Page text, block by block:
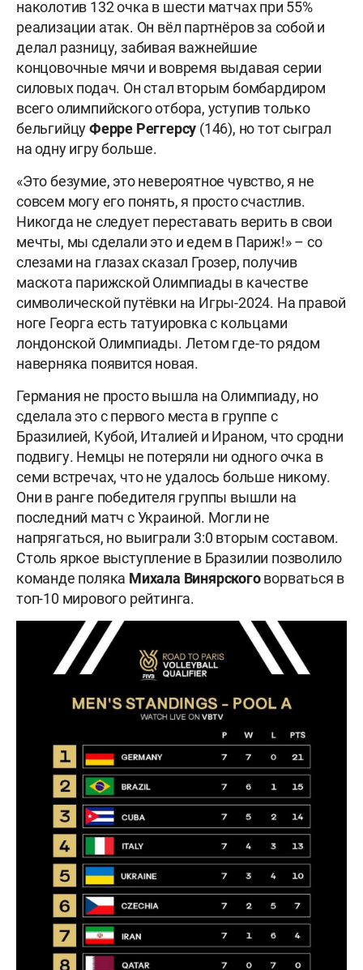
наколотив 132 очка в шести матчах при 55%
реализации атак. Он вёл партнёров за собой и
делал разницу, забивая важнейшие
концовочные мячи и вовремя выдавая серии
силовых подач. Он стал вторым бомбардиром
всего олимпийского отбора, уступив только
бельгийцуФерре Реггерсу (146), но тот сыграл
на одну игру больше.
«Это безумие, это невероятное чувство, я не
совсем могу его понять, я просто счастлив.
Никогда не следует переставать верить в свои
мечты, мы сделали это и едем в Париж!» – со
слезами на глазах сказал Грозер, получив
маскота парижской Олимпиады в качестве
символической путёвки на Игры-2024. На правой
ноге Георга есть татуировка с кольцами
лондонской Олимпиады. Летом где-то рядом
наверняка появится новая.
Германия не просто вышла на Олимпиаду, но
сделала это с первого места в группе с
Бразилией, Кубой, Италией и Ираном, что сродни
подвигу. Немцы не потеряли ни одного очка в
семи встречах, что не удалось больше никому.
Они в ранге победителя группы вышли на
последний матч с Украиной. Могли не
напрягаться, но выиграли 3:0 вторым составом.
Столь яркое выступление в Бразилии позволило
команде поляка Михала Винярскоговорваться в
топ-10 мирового рейтинга.